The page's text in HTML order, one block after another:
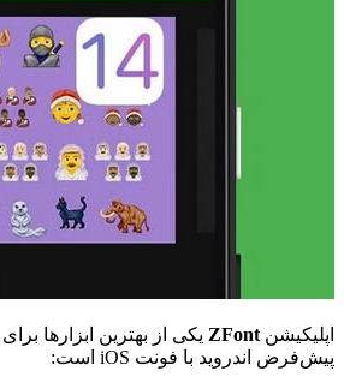
اپلیکیشن ZFont یکی از بهترین ابزارها
پیش‌فرض اندروید با فونت iOS است: